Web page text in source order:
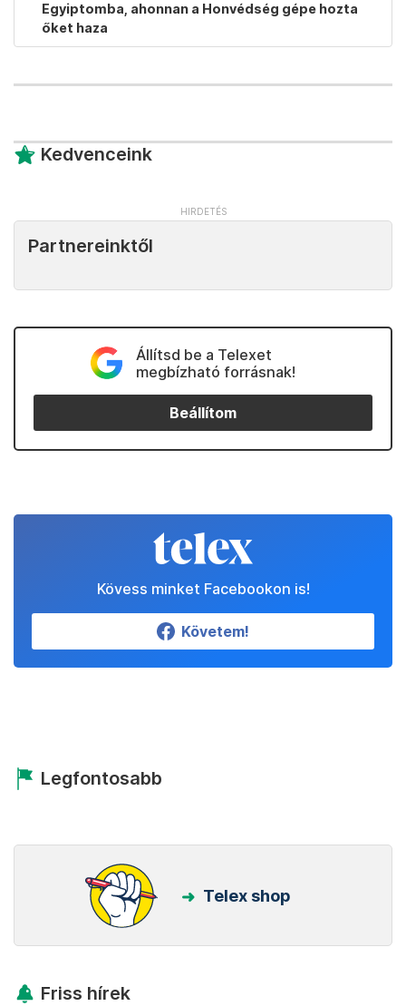
Egyiptomba, ahonnan a Honvédség gépe hozta
őket haza
Kedvenceink
Partnereinktől
Állítsd be a Telexet
megbízható forrásnak!
Beállítom
Kövess minket Facebookon is!
Követem!
Legfontosabb
Telex shop
Friss hírek